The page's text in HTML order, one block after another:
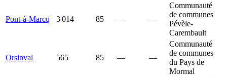
Pont-à-Marcq 3 014 85 — —
Communauté
de communes
Pévèle-
Carembault
Orsinval 565 85 — —
Communauté
de communes
du Pays de
Mormal